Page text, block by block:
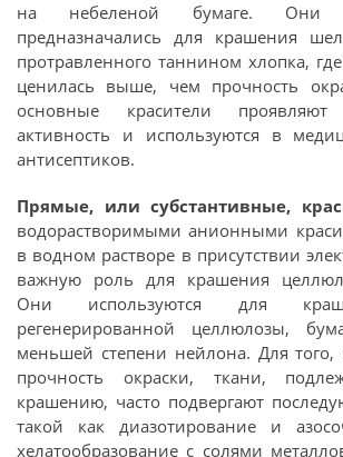
на небеленой бумаге. Они
предназначались для крашения
протравленного таннином хлопка,
ценилась выше, чем прочность
основные красители проявляют
активность и используются в
антисептиков.
Прямые, или субстантивные,
водорастворимыми анионными
в водном растворе в присутствии
важную роль для крашения
Они используются для
регенерированной целлюлозы,
меньшей степени нейлона. Для
прочность окраски, ткани,
крашению, часто подвергают
такой как диазотирование и
хелатообразование с солями